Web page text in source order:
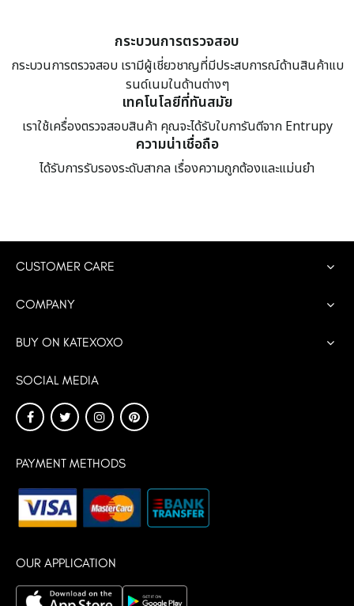
กระบวนการตรวจสอบ
กระบวนการตรวจสอบ เรามีผู้เชี่ยวชาญที่มีประสบการณ์ด้านสินค้าแบ
รนด์เนมในด้านต่างๆ
เทคโนโลยีที่ทันสมัย
เราใช้เครื่องตรวจสอบสินค้า คุณจะได้รับใบการันตีจาก Entrupy
ความน่าเชื่อถือ
ได้รับการรับรองระดับสากล เรื่องความถูกต้องและแม่นยำ
CUSTOMER CARE
COMPANY
BUY ON KATEXOXO
SOCIAL MEDIA
PAYMENT METHODS
OUR APPLICATION